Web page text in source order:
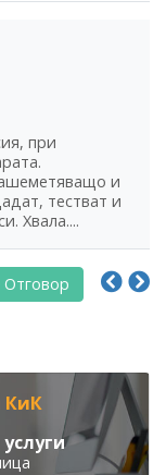
при
и
тестват и
Хвала....
Отговор
КиК